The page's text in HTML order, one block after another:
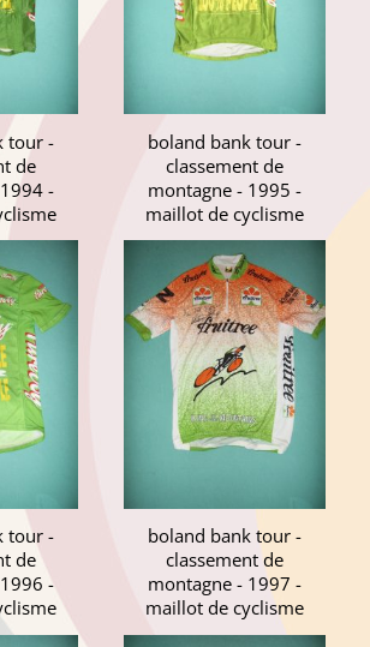
tour -
de
-
boland bank tour -
classement de
montagne - 1995 -
maillot de cyclisme
tour -
de
-
boland bank tour -
classement de
montagne - 1997 -
maillot de cyclisme